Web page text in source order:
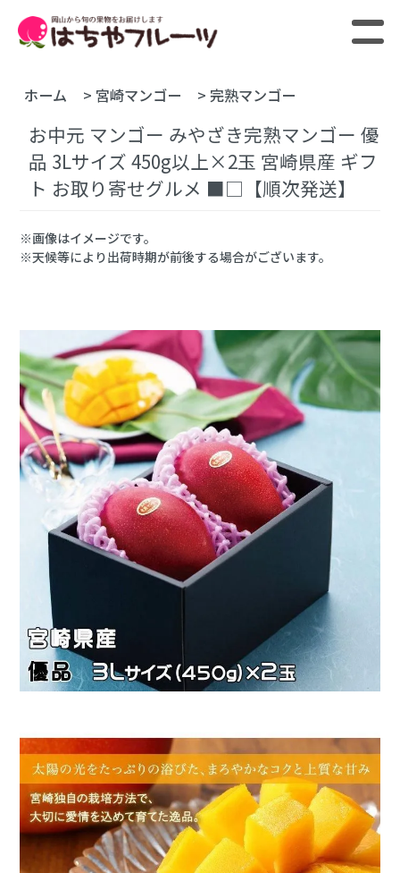
ホーム > 宮崎マンゴー > 完熟マンゴー
お中元 マンゴー みやざき完熟マンゴー 優
品 3Lサイズ 450g以上×2玉 宮崎県産 ギフ
ト お取り寄せグルメ ■□【順次発送】
※画像はイメージです。
※天候等により出荷時期が前後する場合がございます。